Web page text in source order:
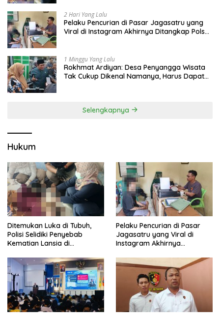
2 Hari Yang Lalu
Pelaku Pencurian di Pasar Jagasatru yang
Viral di Instagram Akhirnya Ditangkap Polsek
1 Minggu Yang Lalu
Rokhmat Ardiyan: Desa Penyangga Wisata
Tak Cukup Dikenal Namanya, Harus Dapat
Selengkapnya
Hukum
Ditemukan Luka di Tubuh,
Polisi Selidiki Penyebab
Kematian Lansia di
Pelaku Pencurian di Pasar
Jagasatru yang Viral di
Instagram Akhirnya